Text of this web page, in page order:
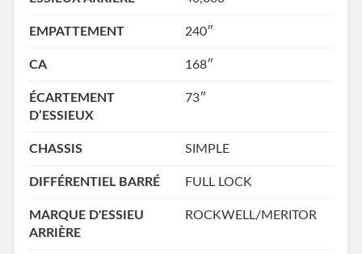
EMPATTEMENT 240″
CA 168″
ÉCARTEMENT
D’ESSIEUX
73″
CHASSIS SIMPLE
DIFFÉRENTIEL BARRÉ FULL LOCK
MARQUE D'ESSIEU
ARRIÈRE
ROCKWELL/MERITOR